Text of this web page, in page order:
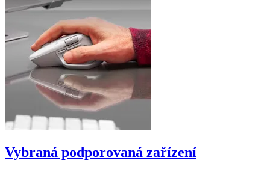
Vybraná podporovaná zařízení